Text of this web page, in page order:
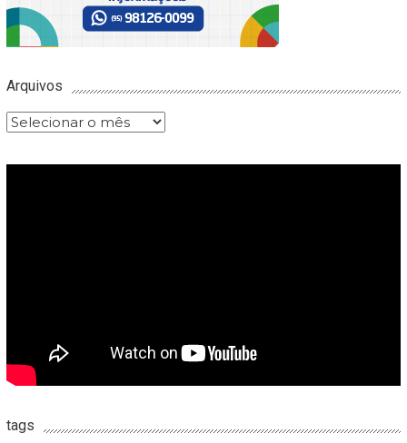
Arquivos
Arquivos
tags